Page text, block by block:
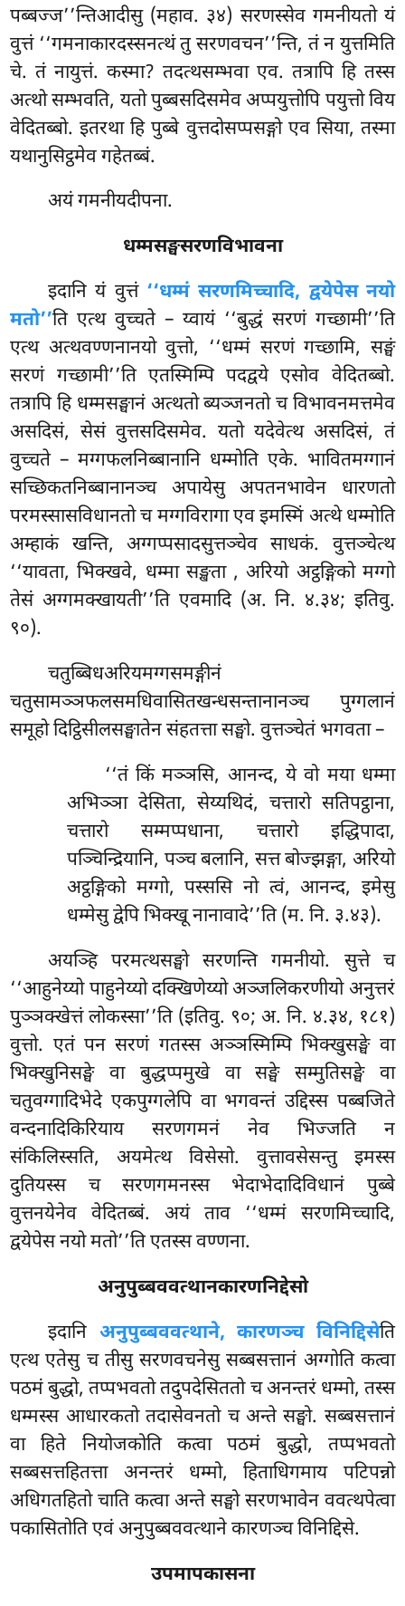
पब्बज्ज’’न्तिआदीसु (महाव. ३४) सरणस्सेव गमनीयतो यं
वुत्तं ‘‘गमनाकारदस्सनत्थं तु सरणवचन’’न्ति, तं न युत्तमिति
चे. तंनायुत्तं. कस्मा? तदत्थसम्भवा एव. तत्रापि हि तस्स
अत्थो सम्भवति, यतो पुब्बसदिसमेव अप्पयुत्तोपि पयुत्तो विय
वेदितब्बो. इतरथा हि पुब्बे वुत्तदोसप्पसङ्गो एव सिया, तस्मा
यथानुसिट्ठमेव गहेतब्बं.
अयं गमनीयदीपना.
धम्मसङ्घसरणविभावना
इदानि यं वुत्तं ‘‘धम्मं सरणमिच्चादि, द्वयेपेस नयो
मतो’’ति एत्थ वुच्चते – य्वायं ‘‘बुद्धं सरणं गच्छामी’’ति
एत्थ अत्थवण्णनानयो वुत्तो, ‘‘धम्मं सरणं गच्छामि, सङ्घं
सरणं गच्छामी’’ति एतस्मिम्पि पदद्वये एसोव वेदितब्बो.
तत्रापि हि धम्मसङ्घानं अत्थतो ब्यञ्जनतो च विभावनमत्तमेव
असदिसं, सेसं वुत्तसदिसमेव. यतो यदेवेत्थ असदिसं, तं
वुच्चते – मग्गफलनिब्बानानि धम्मोति एके. भावितमग्गानं
सच्छिकतनिब्बानानञ्च अपायेसु अपतनभावेन धारणतो
परमस्सासविधानतो च मग्गविरागा एव इमस्मिं अत्थे धम्मोति
अम्हाकं खन्ति, अग्गप्पसादसुत्तञ्चेव साधकं. वुत्तञ्चेत्थ
‘‘यावता, भिक्खवे, धम्मा सङ्खता , अरियो अट्ठङ्गिको मग्गो
तेसं अग्गमक्खायती’’ति एवमादि (अ. नि. ४.३४; इतिवु.
९०).
चतुब्बिधअरियमग्गसमङ्गीनं
चतुसामञ्ञफलसमधिवासितखन्धसन्तानानञ्च पुग्गलानं
समूहो दिट्ठिसीलसङ्घातेन संहतत्ता सङ्घो. वुत्तञ्चेतं भगवता –
‘‘तं किं मञ्ञसि, आनन्द, ये वो मया धम्मा
अभिञ्ञा देसिता, सेय्यथिदं, चत्तारो सतिपट्ठाना,
चत्तारो सम्मप्पधाना, चत्तारो इद्धिपादा,
पञ्चिन्द्रियानि, पञ्च बलानि, सत्त बोज्झङ्गा, अरियो
अट्ठङ्गिको मग्गो, पस्ससि नो त्वं, आनन्द, इमेसु
धम्मेसु द्वेपि भिक्खू नानावादे’’ति (म. नि. ३.४३).
अयञ्हि परमत्थसङ्घो सरणन्ति गमनीयो. सुत्ते च
‘‘आहुनेय्यो पाहुनेय्यो दक्खिणेय्यो अञ्जलिकरणीयो अनुत्तरं
पुञ्ञक्खेत्तं लोकस्सा’’ति (इतिवु. ९०; अ. नि. ४.३४, १८१)
वुत्तो. एतं पन सरणं गतस्स अञ्ञस्मिम्पि भिक्खुसङ्घे वा
भिक्खुनिसङ्घे वा बुद्धप्पमुखे वा सङ्घे सम्मुतिसङ्घे वा
चतुवग्गादिभेदे एकपुग्गलेपि वा भगवन्तं उद्दिस्स पब्बजिते
वन्दनादिकिरियाय सरणगमनं नेव भिज्जति न
संकिलिस्सति, अयमेत्थ विसेसो. वुत्तावसेसन्तु इमस्स
दुतियस्स च सरणगमनस्स भेदाभेदादिविधानं पुब्बे
वुत्तनयेनेव वेदितब्बं. अयं ताव ‘‘धम्मं सरणमिच्चादि,
द्वयेपेस नयो मतो’’ति एतस्स वण्णना.
अनुपुब्बववत्थानकारणनिद्देसो
इदानि अनुपुब्बववत्थाने, कारणञ्च विनिद्दिसेति
एत्थ एतेसु च तीसु सरणवचनेसु सब्बसत्तानं अग्गोति कत्वा
पठमं बुद्धो, तप्पभवतो तदुपदेसिततो च अनन्तरं धम्मो, तस्स
धम्मस्स आधारकतो तदासेवनतो च अन्ते सङ्घो. सब्बसत्तानं
वा हिते नियोजकोति कत्वा पठमं बुद्धो, तप्पभवतो
सब्बसत्तहितत्ता अनन्तरं धम्मो, हिताधिगमाय पटिपन्नो
अधिगतहितो चाति कत्वा अन्ते सङ्घो सरणभावेन ववत्थपेत्वा
पकासितोति एवं अनुपुब्बववत्थाने कारणञ्च विनिद्दिसे.
उपमापकासना